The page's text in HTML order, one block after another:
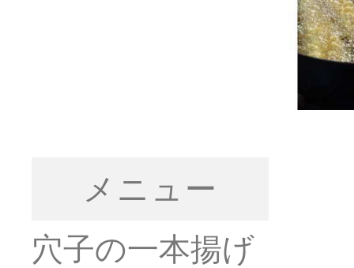
メニュー
穴子の一本揚げ